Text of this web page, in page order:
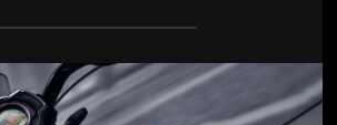
Jön még kép!